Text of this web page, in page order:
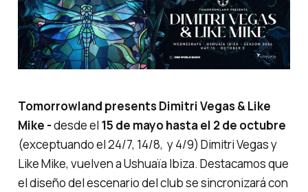
Tomorrowland presents Dimitri Vegas & Like
Mike -desde el 15 de mayo hasta el 2 de octubre
(exceptuando el 24/7, 14/8, y 4/9) Dimitri Vegas y
Like Mike, vuelven a Ushuaïa Ibiza. Destacamos que
el diseño del escenario del club se sincronizará con